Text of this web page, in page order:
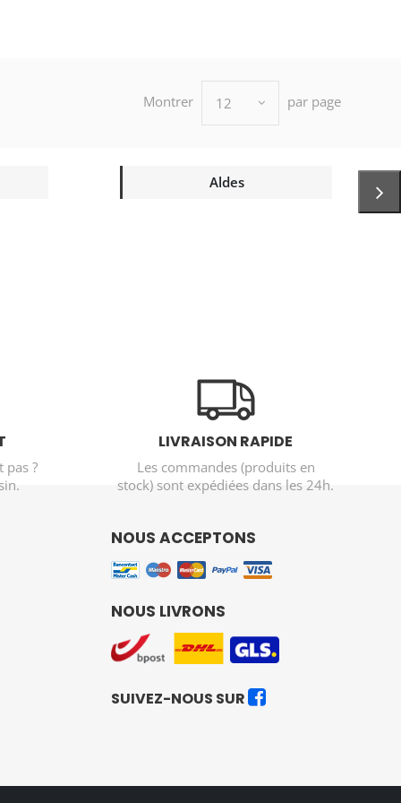
Montrer 12 par page
Aldes
pas ?
LIVRAISON RAPIDE
Les commandes (produits en
stock) sont expédiées dans les 24h.
NOUS ACCEPTONS
NOUS LIVRONS
SUIVEZ-NOUS SUR